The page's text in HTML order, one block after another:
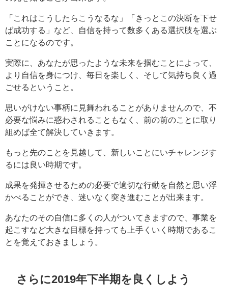
「これはこうしたらこうなるな」「きっとこの決断を下せ
ば成功する」など、自信を持って数多くある選択肢を選ぶ
ことになるのです。
実際に、あなたが思ったような未来を掴むことによって、
より自信を身につけ、毎日を楽しく、そして気持ち良く過
ごせるということ。
思いがけない事柄に見舞われることがありませんので、不
必要な悩みに惑わされることもなく、前の前のことに取り
組めば全て解決していきます。
もっと先のことを見越して、新しいことにいチャレンジす
るには良い時期です。
成果を発揮させるための必要で適切な行動を自然と思い浮
かべることができ、迷いなく突き進むことが出来ます。
あなたのその自信に多くの人がついてきますので、事業を
起こすなど大きな目標を持っても上手くいく時期であるこ
とを覚えておきましょう。
さらに2019年下半期を良くしよう